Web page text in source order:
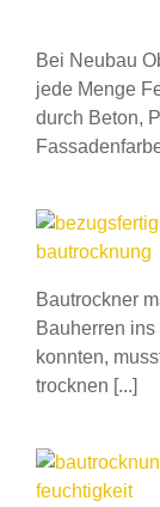
Bei Neubau
jede Menge
durch Beton,
Bautrockner
Bauherren
konnten,
trocknen [...]